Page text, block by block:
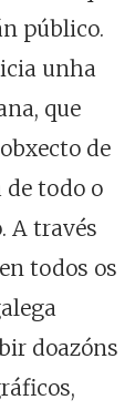
público.
unha
que
de
de todo o
A través
todos os
doazóns